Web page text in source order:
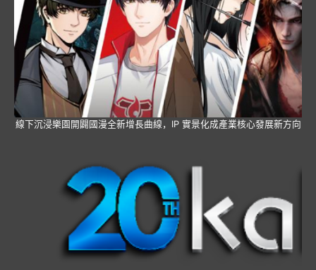
線下沉浸樂園開闢國漫全新增長曲線，IP 實景化成產業核心發展新方向